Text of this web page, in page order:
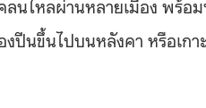
ปีนขึ้นไปบนหลังคา หรือเก